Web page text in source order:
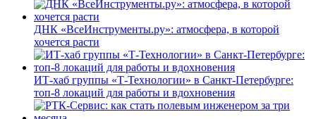
ДНК «ВсеИнструменты.ру»: атмосфера, в которой
хочется расти
ИТ-хаб группы «Т-Технологии» в Санкт-Петербурге:
топ-8 локаций для работы и вдохновения